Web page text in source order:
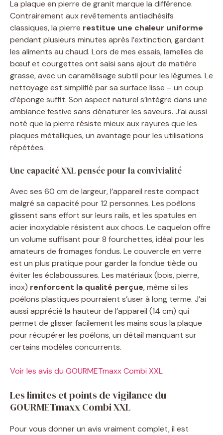
La plaque en pierre de granit marque la différence.
Contrairement aux revêtements antiadhésifs
classiques, la pierre restitue une chaleur uniforme
pendant plusieurs minutes après l’extinction, gardant
les aliments au chaud. Lors de mes essais, lamelles de
bœuf et courgettes ont saisi sans ajout de matière
grasse, avec un caramélisage subtil pour les légumes. Le
nettoyage est simplifié par sa surface lisse – un coup
d’éponge suffit. Son aspect naturel s’intègre dans une
ambiance festive sans dénaturer les saveurs. J’ai aussi
noté que la pierre résiste mieux aux rayures que les
plaques métalliques, un avantage pour les utilisations
répétées.
Une capacité XXL pensée pour la convivialité
Avec ses 60 cm de largeur, l’appareil reste compact
malgré sa capacité pour 12 personnes. Les poêlons
glissent sans effort sur leurs rails, et les spatules en
acier inoxydable résistent aux chocs. Le caquelon offre
un volume suffisant pour 8 fourchettes, idéal pour les
amateurs de fromages fondus. Le couvercle en verre
est un plus pratique pour garder la fondue tiède ou
éviter les éclaboussures. Les matériaux (bois, pierre,
inox) renforcent la qualité perçue, même si les
poêlons plastiques pourraient s’user à long terme. J’ai
aussi apprécié la hauteur de l’appareil (14 cm) qui
permet de glisser facilement les mains sous la plaque
pour récupérer les poêlons, un détail manquant sur
certains modèles concurrents.
Voir les avis du GOURMETmaxx Combi XXL
Les limites et points de vigilance du
GOURMETmaxx Combi XXL
Pour vous donner un avis vraiment complet, il est